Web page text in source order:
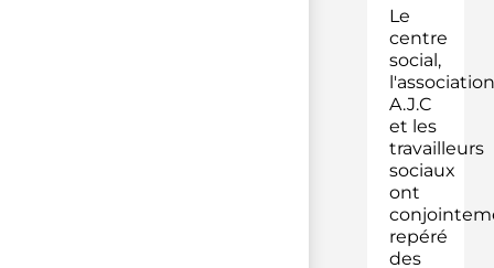
Le
centre
social,
l'association
A.J.C
et les
travailleurs
sociaux
ont
repéré
des